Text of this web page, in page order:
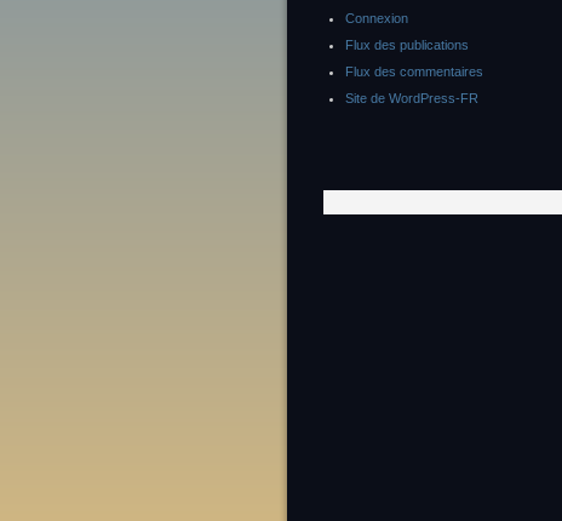
Connexion
Flux des publications
Flux des commentaires
Site de WordPress-FR